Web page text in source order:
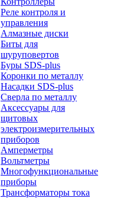
Реле контроля и
управления
Алмазные диски
Биты для
шуруповертов
Буры SDS-plus
Коронки по металлу
Насадки SDS-plus
Сверла по металлу
Аксессуары для
щитовых
электроизмерительных
приборов
Амперметры
Вольтметры
Многофункциональные
приборы
Трансформаторы тока